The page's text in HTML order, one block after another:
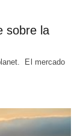
sobre la
El mercado